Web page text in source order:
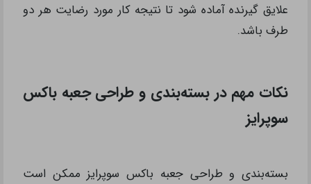
علایق گیرنده آماده شود تا نتیجه کار مورد رضایت هر دو
طرف باشد.
نکات مهم در بسته‌بندی و طراحی جعبه باکس
سوپرایز
بسته‌بندی و طراحی جعبه باکس سوپرایز ممکن است